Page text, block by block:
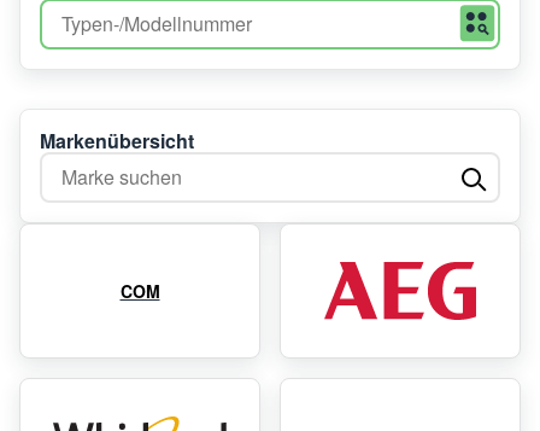
Markenübersicht
Marke suchen
COM